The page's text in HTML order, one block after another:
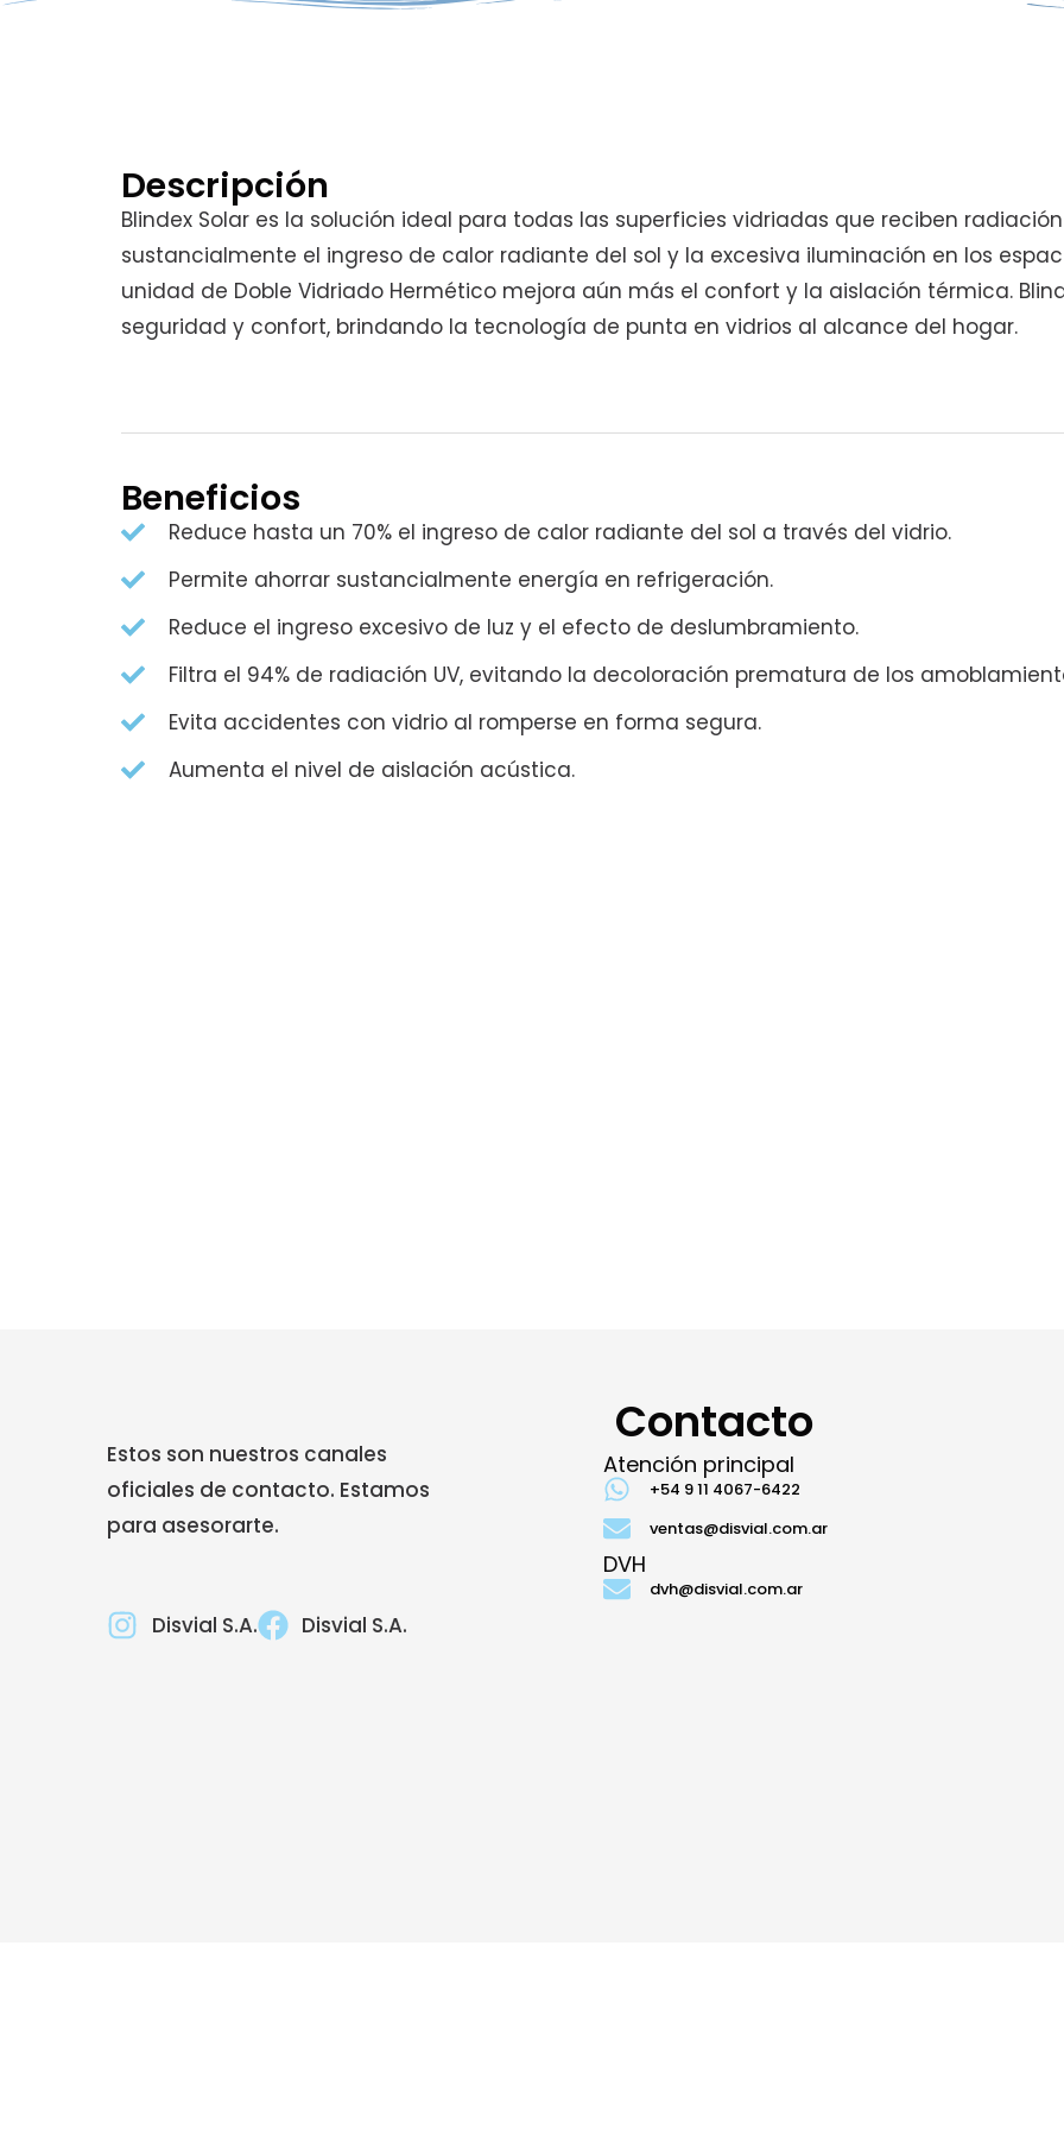
Descripción
Blindex Solar es la solución ideal para todas las superficies vidriadas que reciben
sustancialmente el ingreso de calor radiante del sol y la excesiva iluminación en los
unidad de Doble Vidriado Hermético mejora aún más el confort y la aislación térmica.
seguridad y confort, brindando la tecnología de punta en vidrios al alcance del hogar.
Beneficios
Reduce hasta un 70% el ingreso de calor radiante del sol a través del vidrio.
Permite ahorrar sustancialmente energía en refrigeración.
Reduce el ingreso excesivo de luz y el efecto de deslumbramiento.
Filtra el 94% de radiación UV, evitando la decoloración prematura de los
Evita accidentes con vidrio al romperse en forma segura.
Aumenta el nivel de aislación acústica.
Estos son nuestros canales
oficiales de contacto. Estamos
para asesorarte.
Disvial S.A. Disvial S.A.
Contacto
Atención principal
+54 9 11 4067-6422
ventas@disvial.com.ar
DVH
dvh@disvial.com.ar